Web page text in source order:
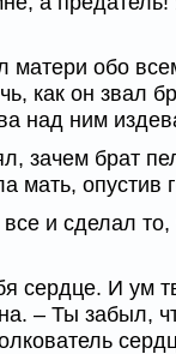
матери обо
как он звал
над ним
зачем брат
мать, опустив
и сделал то,
сердце. И ум
– Ты забыл,